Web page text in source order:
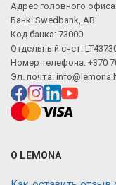
Адрес головного офиса:
Банк: Swedbank, AB
Код банка: 73000
Отдельный счет:
Номер телефона: +370
Эл. почта:
О LEMONA